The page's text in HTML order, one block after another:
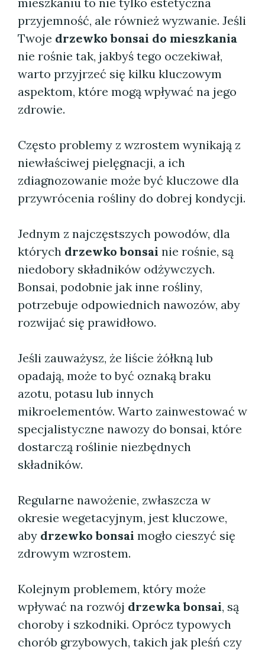
przyjemność, ale również wyzwanie. Jeśli
Twoje drzewko bonsai do mieszkania
nie rośnie tak, jakbyś tego oczekiwał,
warto przyjrzeć się kilku kluczowym
aspektom, które mogą wpływać na jego
zdrowie.
Często problemy z wzrostem wynikają z
niewłaściwej pielęgnacji, a ich
zdiagnozowanie może być kluczowe dla
przywrócenia rośliny do dobrej kondycji.
Jednym z najczęstszych powodów, dla
których drzewko bonsai nie rośnie, są
niedobory składników odżywczych.
Bonsai, podobnie jak inne rośliny,
potrzebuje odpowiednich nawozów, aby
rozwijać się prawidłowo.
Jeśli zauważysz, że liście żółkną lub
opadają, może to być oznaką braku
azotu, potasu lub innych
mikroelementów. Warto zainwestować w
specjalistyczne nawozy do bonsai, które
dostarczą roślinie niezbędnych
składników.
Regularne nawożenie, zwłaszcza w
okresie wegetacyjnym, jest kluczowe,
aby drzewko bonsai mogło cieszyć się
zdrowym wzrostem.
Kolejnym problemem, który może
wpływać na rozwój drzewka bonsai, są
choroby i szkodniki. Oprócz typowych
chorób grzybowych, takich jak pleśń czy